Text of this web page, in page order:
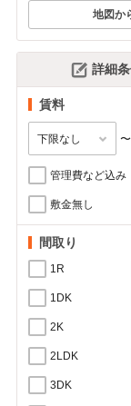
地図か
詳細
賃料
〜
管理費など込み
敷金無し
間取り
1R
1DK
2K
2LDK
3DK